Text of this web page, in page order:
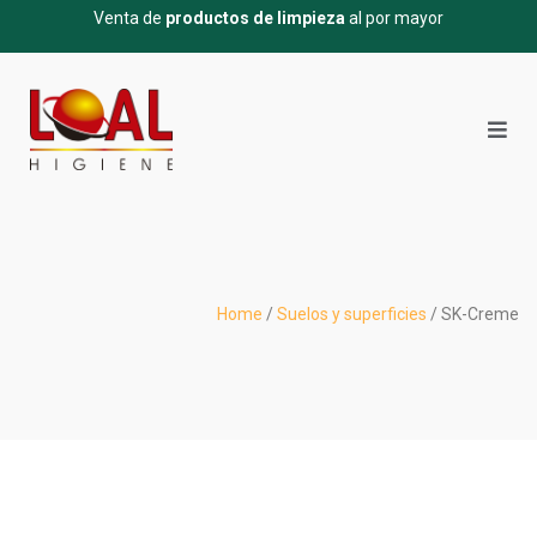
Venta de productos de limpieza al por mayor
Home / Suelos y superficies / SK-Creme